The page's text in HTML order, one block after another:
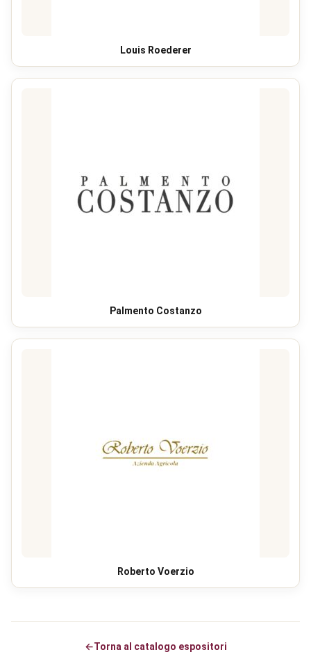
Louis Roederer
Palmento Costanzo
Roberto Voerzio
←Torna al catalogo espositori